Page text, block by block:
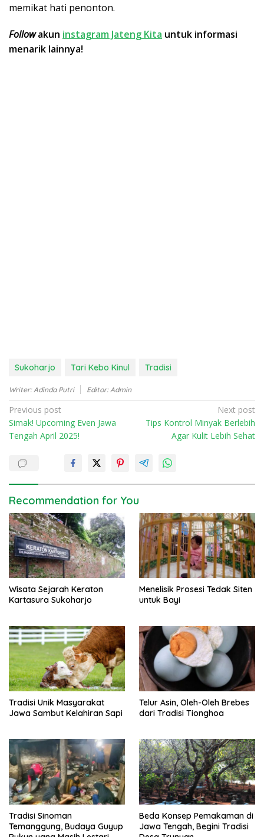
memikat hati penonton.
Followakun instagram Jateng Kita untuk informasi
menarik lainnya!
Sukoharjo Tari Kebo Kinul Tradisi
Writer: Adinda Putri Editor: Admin
P
o
s
a
v
i
g
a
t
i
n
Previous post
Simak! Upcoming Even Jawa
Tengah April 2025!
Next post
Tips Kontrol Minyak Berlebih
Agar Kulit Lebih Sehat
Recommendation for You
Wisata Sejarah Keraton
Kartasura Sukoharjo
Menelisik Prosesi Tedak Siten
untuk Bayi
Tradisi Unik Masyarakat
Jawa Sambut Kelahiran Sapi
Telur Asin, Oleh-Oleh Brebes
dari Tradisi Tionghoa
Tradisi Sinoman
Temanggung, Budaya Guyup
Beda Konsep Pemakaman di
Jawa Tengah, Begini Tradisi